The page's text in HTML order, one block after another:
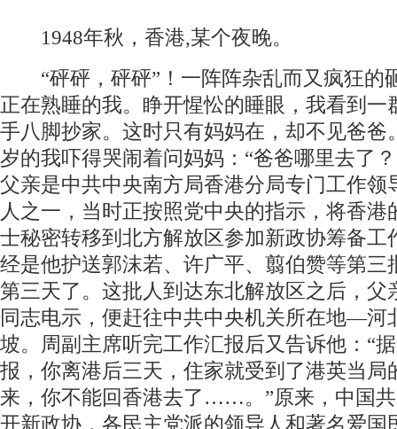
1948年秋，香港,某个夜晚。
“砰砰，砰砰”！一阵阵杂乱而又疯狂的
正在熟睡的我。睁开惺忪的睡眼，我看到一
手八脚抄家。这时只有妈妈在，却不见爸爸
岁的我吓得哭闹着问妈妈：“爸爸哪里去了
父亲是中共中央南方局香港分局专门工作领
人之一，当时正按照党中央的指示，将香港
士秘密转移到北方解放区参加新政协筹备工
经是他护送郭沫若、许广平、翦伯赞等第三
第三天了。这批人到达东北解放区之后，父
同志电示，便赶往中共中央机关所在地—河
坡。周副主席听完工作汇报后又告诉他：“
报，你离港后三天，住家就受到了港英当局
来，你不能回香港去了……。”原来，中国
开新政协，各民主党派的领导人和著名爱国